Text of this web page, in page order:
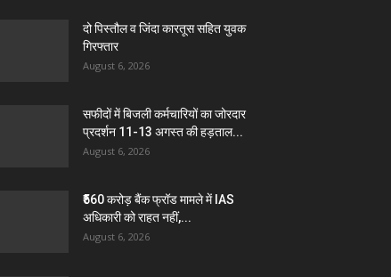
दो पिस्तौल व जिंदा कारतूस सहित युवक
गिरफ्तार
August 6, 2026
सफीदों में बिजली कर्मचारियों का जोरदार
प्रदर्शन 11-13 अगस्त की हड़ताल...
August 6, 2026
₹560 करोड़ बैंक फ्रॉड मामले में IAS
अधिकारी को राहत नहीं,...
August 6, 2026